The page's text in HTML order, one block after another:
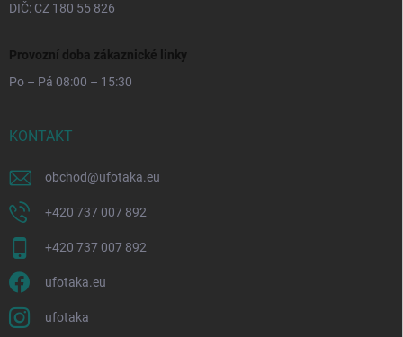
DIČ: CZ 180 55 826
Provozní doba zákaznické linky
Po – Pá 08:00 – 15:30
KONTAKT
obchod@ufotaka.eu
+420 737 007 892
+420 737 007 892
ufotaka.eu
ufotaka